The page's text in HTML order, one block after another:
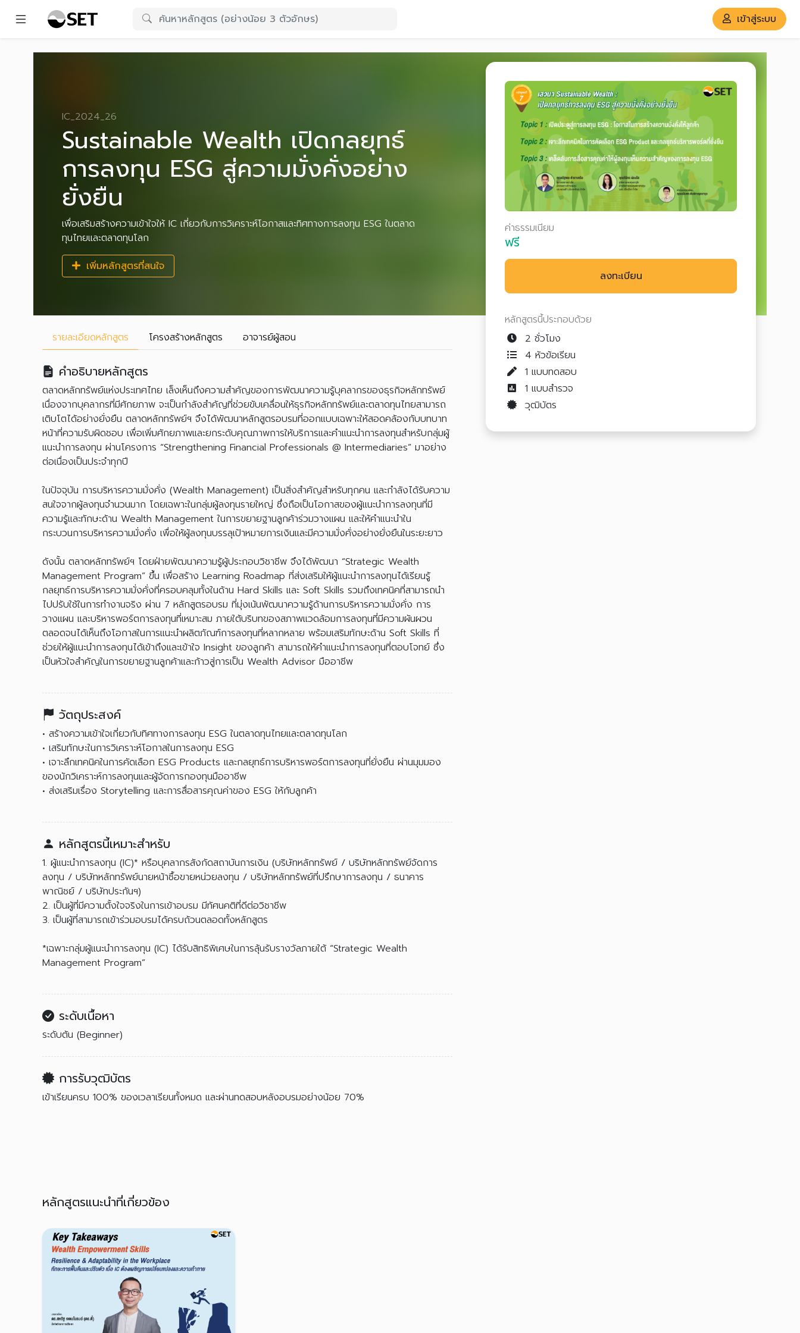
เข้าสู่ระบบ
IC_2024_26
Sustainable Wealth เปิดกลยุทธ์
การลงทุน ESG สู่ความมั่งคั่งอย่าง
ยั่งยืน
เพื่อเสริมสร้างความเข้าใจให้ IC เกี่ยวกับการวิเคราะห์โอกาสและทิศทางการลงทุน ESG ในตลาด
ทุนไทยและตลาดทุนโลก
เพิ่มหลักสูตรที่สนใจ
ค่าธรรมเนียม
ฟรี
ลงทะเบียน
หลักสูตรนี้ประกอบด้วย
2 ชั่วโมง
4 หัวข้อเรียน
1 แบบทดสอบ
1 แบบสำรวจ
วุฒิบัตร
รายละเอียดหลักสูตร โครงสร้างหลักสูตร อาจารย์ผู้สอน
คำอธิบายหลักสูตร
ตลาดหลักทรัพย์แห่งประเทศไทย เล็งเห็นถึงความสำคัญของการพัฒนาความรู้บุคลากรของธุรกิจหลักทรัพย์
เนื่องจากบุคลากรที่มีศักยภาพ จะเป็นกำลังสำคัญที่ช่วยขับเคลื่อนให้ธุรกิจหลักทรัพย์และตลาดทุนไทยสามารถ
เติบโตได้อย่างยั่งยืน ตลาดหลักทรัพย์ฯ จึงได้พัฒนาหลักสูตรอบรมที่ออกแบบเฉพาะให้สอดคล้องกับบทบาท
หน้าที่ความรับผิดชอบ เพื่อเพิ่มศักยภาพและยกระดับคุณภาพการให้บริการและคำแนะนำการลงทุนสำหรับกลุ่มผู้
แนะนำการลงทุน ผ่านโครงการ “Strengthening Financial Professionals @ Intermediaries” มาอย่าง
ต่อเนื่องเป็นประจำทุกปี
ในปัจจุบัน การบริหารความมั่งคั่ง (Wealth Management) เป็นสิ่งสำคัญสำหรับทุกคน และกำลังได้รับความ
สนใจจากผู้ลงทุนจำนวนมาก โดยเฉพาะในกลุ่มผู้ลงทุนรายใหญ่ ซึ่งถือเป็นโอกาสของผู้แนะนำการลงทุนที่มี
ความรู้และทักษะด้าน Wealth Management ในการขยายฐานลูกค้าร่วมวางแผน และให้คำแนะนำใน
กระบวนการบริหารความมั่งคั่ง เพื่อให้ผู้ลงทุนบรรลุเป้าหมายการเงินและมีความมั่งคั่งอย่างยั่งยืนในระยะยาว
ดังนั้น ตลาดหลักทรัพย์ฯ โดยฝ่ายพัฒนาความรู้ผู้ประกอบวิชาชีพ จึงได้พัฒนา “Strategic Wealth
Management Program” ขึ้น เพื่อสร้าง Learning Roadmap ที่ส่งเสริมให้ผู้แนะนำการลงทุนได้เรียนรู้
กลยุทธ์การบริหารความมั่งคั่งที่ครอบคลุมทั้งในด้าน Hard Skills และ Soft Skills รวมถึงเทคนิคที่สามารถนำ
ไปปรับใช้ในการทำงานจริง ผ่าน 7 หลักสูตรอบรม ที่มุ่งเน้นพัฒนาความรู้ด้านการบริหารความมั่งคั่ง การ
วางแผน และบริหารพอร์ตการลงทุนที่เหมาะสม ภายใต้บริบทของสภาพแวดล้อมการลงทุนที่มีความผันผวน
ตลอดจนได้เห็นถึงโอกาสในการแนะนำผลิตภัณฑ์การลงทุนที่หลากหลาย พร้อมเสริมทักษะด้าน Soft Skills ที่
ช่วยให้ผู้แนะนำการลงทุนได้เข้าถึงและเข้าใจ Insight ของลูกค้า สามารถให้คำแนะนำการลงทุนที่ตอบโจทย์ ซึ่ง
เป็นหัวใจสำคัญในการขยายฐานลูกค้าและก้าวสู่การเป็น Wealth Advisor มืออาชีพ
วัตถุประสงค์
• สร้างความเข้าใจเกี่ยวกับทิศทางการลงทุน ESG ในตลาดทุนไทยและตลาดทุนโลก
• เสริมทักษะในการวิเคราะห์โอกาสในการลงทุน ESG
• เจาะลึกเทคนิคในการคัดเลือก ESG Products และกลยุทธ์การบริหารพอร์ตการลงทุนที่ยั่งยืน ผ่านมุมมอง
ของนักวิเคราะห์การลงทุนและผู้จัดการกองทุนมืออาชีพ
• ส่งเสริมเรื่อง Storytelling และการสื่อสารคุณค่าของ ESG ให้กับลูกค้า
หลักสูตรนี้เหมาะสำหรับ
1. ผู้แนะนำการลงทุน (IC)* หรือบุคลากรสังกัดสถาบันการเงิน (บริษัทหลักทรัพย์ / บริษัทหลักทรัพย์จัดการ
ลงทุน / บริษัทหลักทรัพย์นายหน้าซื้อขายหน่วยลงทุน / บริษัทหลักทรัพย์ที่ปรึกษาการลงทุน / ธนาคาร
พาณิชย์ / บริษัทประกันฯ)
2. เป็นผู้ที่มีความตั้งใจจริงในการเข้าอบรม มีทัศนคติที่ดีต่อวิชาชีพ
3. เป็นผู้ที่สามารถเข้าร่วมอบรมได้ครบถ้วนตลอดทั้งหลักสูตร
*เฉพาะกลุ่มผู้แนะนำการลงทุน (IC) ได้รับสิทธิพิเศษในการลุ้นรับรางวัลภายใต้ “Strategic Wealth
Management Program”
ระดับเนื้อหา
ระดับต้น (Beginner)
การรับวุฒิบัตร
เข้าเรียนครบ 100% ของเวลาเรียนทั้งหมด และผ่านทดสอบหลังอบรมอย่างน้อย 70%
หลักสูตรแนะนำที่เกี่ยวข้อง